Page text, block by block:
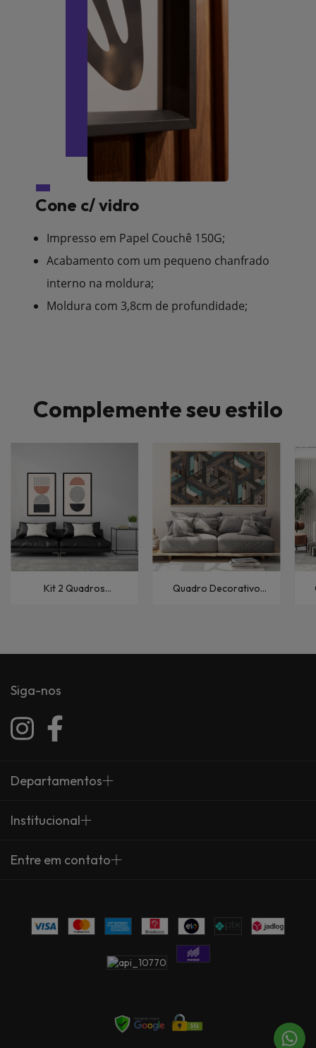
Cone c/ vidro
Impresso em Papel Couchê 150G;
Acabamento com um pequeno chanfrado
interno na moldura;
Moldura com 3,8cm de profundidade;
Complemente seu estilo
Kit 2 Quadros
Quadro Decorativo
Siga-nos
Departamentos
Institucional
Entre em contato